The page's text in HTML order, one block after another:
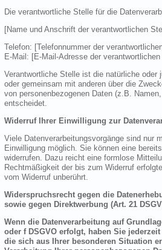
Die verantwortliche Stelle für die
[Name und Anschrift der verantwortlichen
Telefon: [Telefonnummer der
E-Mail: [E-Mail-Adresse der verantwortlichen
Verantwortliche Stelle ist die natürliche oder
oder gemeinsam mit anderen über die
von personenbezogenen Daten (z.B.
entscheidet.
Widerruf Ihrer Einwilligung zur
Viele Datenverarbeitungsvorgänge sind nur
Einwilligung möglich. Sie können eine
widerrufen. Dazu reicht eine formlose
Rechtmäßigkeit der bis zum Widerruf
vom Widerruf unberührt.
Widerspruchsrecht gegen die
sowie gegen Direktwerbung (Art. 21
Wenn die Datenverarbeitung auf
oder f DSGVO erfolgt, haben Sie
die sich aus Ihrer besonderen Situation